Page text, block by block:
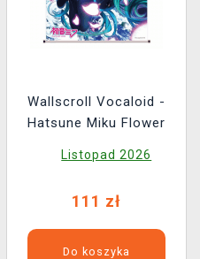
Wallscroll Vocaloid -
Hatsune Miku Flower
Listopad 2026
111 zł
Do koszyka